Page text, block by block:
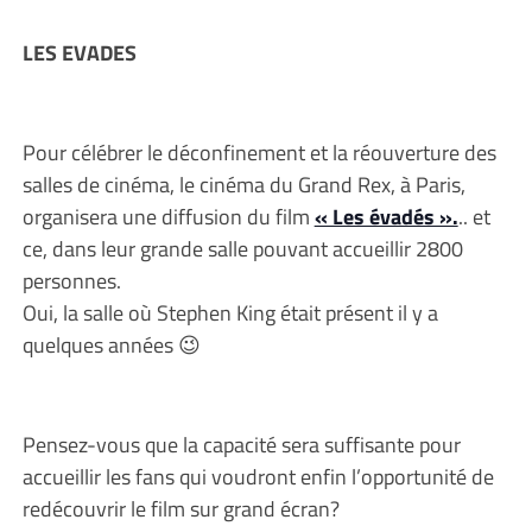
LES EVADES
Pour célébrer le déconfinement et la réouverture des
salles de cinéma, le cinéma du Grand Rex, à Paris,
organisera une diffusion du film« Les évadés »... et
ce, dans leur grande salle pouvant accueillir 2800
personnes.
Oui, la salle où Stephen King était présent il y a
quelques années 😉
Pensez-vous que la capacité sera suffisante pour
accueillir les fans qui voudront enfin l’opportunité de
redécouvrir le film sur grand écran?